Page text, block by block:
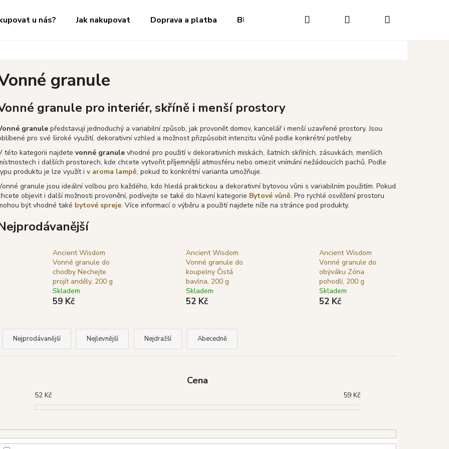
u nás? Jak nakupovat Doprava a platba Blog Hodnocení obchodu Napište nám
Hledat PřihlášeníNákupní
granule
granule pro interiér, skříně i menší prostory
granule představují jednoduchý a variabilní způsob, jak provonět domov, kancelář i menší uzavřené prostory. Jsou
pro své široké využití, dekorativní vzhled a možnost přizpůsobit intenzitu vůně podle konkrétní potřeby.
této kategorii najdete vonné granule vhodné pro použití v dekorativních miskách, šatních skříních, zásuvkách, menších
i dalších prostorech, kde chcete vytvořit příjemnější atmosféru nebo omezit vnímání nežádoucích pachů. Podle
produktu je lze využít i v aroma lampě, pokud to konkrétní varianta umožňuje.
granule jsou ideální volbou pro každého, kdo hledá praktickou a dekorativní bytovou vůni s variabilním použitím. Pokud
objevit i další možnosti provonění, podívejte se také do hlavní kategorie Bytové vůně. Pro rychlé osvěžení prostoru
být vhodné také bytové spreje. Více informací o výběru a použití najdete níže na stránce pod produkty.
Ancient Wisdom
Vonné granule do
chodby Nechejte
projít anděly, 200 g
Skladem
59 Kč
Ancient Wisdom
Vonné granule do
koupelny Čistá
bavlna, 200 g
Skladem
52 Kč
Ancient Wisdom
Vonné granule do
obýváku Zóna
pohodlí, 200 g
Skladem
52 Kč
Nejprodávanější Nejlevnější Nejdražší Abecedně
Cena
52 Kč 59 Kč
Doporučujeme
Následující
VONNÉ TYČINKY NAG
16 G
39 Kč Původně:39 Kč